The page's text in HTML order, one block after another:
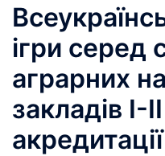
ігри серед
аграрних
закладів I-
акредитації